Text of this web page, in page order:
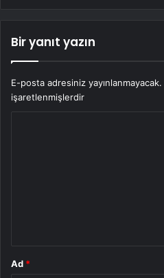
Bir yanıt yazın
E-posta adresiniz yayınlanmayacak.
işaretlenmişlerdir
Ad *